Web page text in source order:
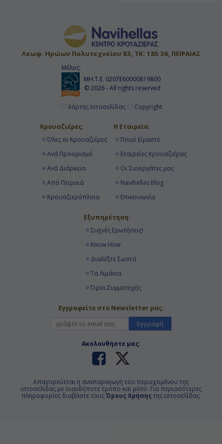
Λεωφ. Ηρώων Πολυτεχνείου 83, ΤΚ: 185 36, ΠΕΙΡΑΙΑΣ
Μέλος:
ΜΗ.Τ.Ε. 0207Ε60000819800
© 2026 - All rights reserved
Χάρτης Ιστοσελίδας Copyright
Κρουαζιέρες:
Όλες οι Κρουαζιέρες
Ανά Προορισμό
Ανά Διάρκεια
Από Πειραιά
Κρουαζιερόπλοια
Η Εταιρεία:
Ποιοί Είμαστε
Εταιρείες Κρουαζιέρας
Οι Συνεργάτες μας
Navihellas Blog
Επικοινωνία
Εξυπηρέτηση:
Συχνές Ερωτήσεις!
Know How
Διαλέξτε Σωστά
Τα Λιμάνια
Όροι Συμμετοχής
Εγγραφείτε στο Newsletter μας:
Εγγραφή
Ακολουθήστε μας:
Απαγορεύεται η αναπαραγωγή του περιεχομένου της
ιστοσελίδας με οιανδήποτε τρόπο και μέσο. Για περισσότερες
πληροφορίες διαβάστε τουςΌρους Χρήσης της ιστοσελίδας.